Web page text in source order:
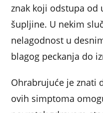
znak koji odstupa od
šupljine. U nekim
nelagodnost u
blagog peckanja do
Ohrabrujuće je znati
ovih simptoma